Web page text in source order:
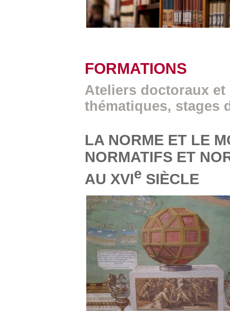
FORMATIONS
Ateliers doctoraux et
thématiques, stages
LA NORME ET LE
NORMATIFS ET
AU XVIe SIÈCLE